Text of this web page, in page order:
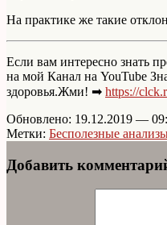
На практике же такие
Если вам интересно знать
на мой Канал на YouTube
здоровья.Жми! ➡ https://
Обновлено: 19.12.2019 —
Метки: Бесполезные
Добавить